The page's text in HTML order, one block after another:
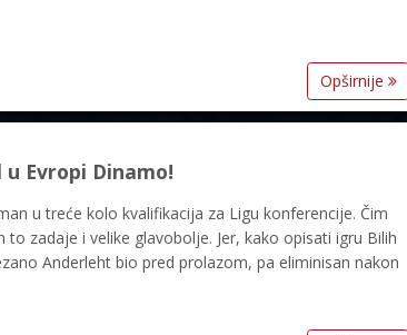
Opširnije
Evropi Dinamo!
u treće kolo kvalifikacija za Ligu konferencije. Čim
zadaje i velike glavobolje. Jer, kako opisati igru Bilih
Anderleht bio pred prolazom, pa eliminisan nakon